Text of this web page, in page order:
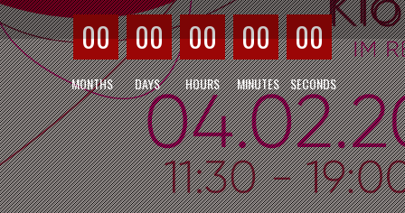
00 00 00 00 00
MONTHS DAYS HOURS MINUTES SECONDS